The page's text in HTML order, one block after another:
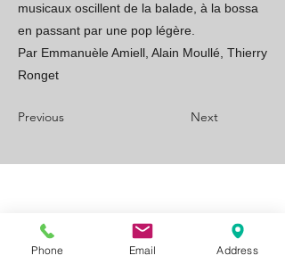
musicaux oscillent de la balade, à la bossa
en passant par une pop légère.
Par Emmanuèle Amiell, Alain Moullé, Thierry
Ronget
Previous Next
Phone Email Address